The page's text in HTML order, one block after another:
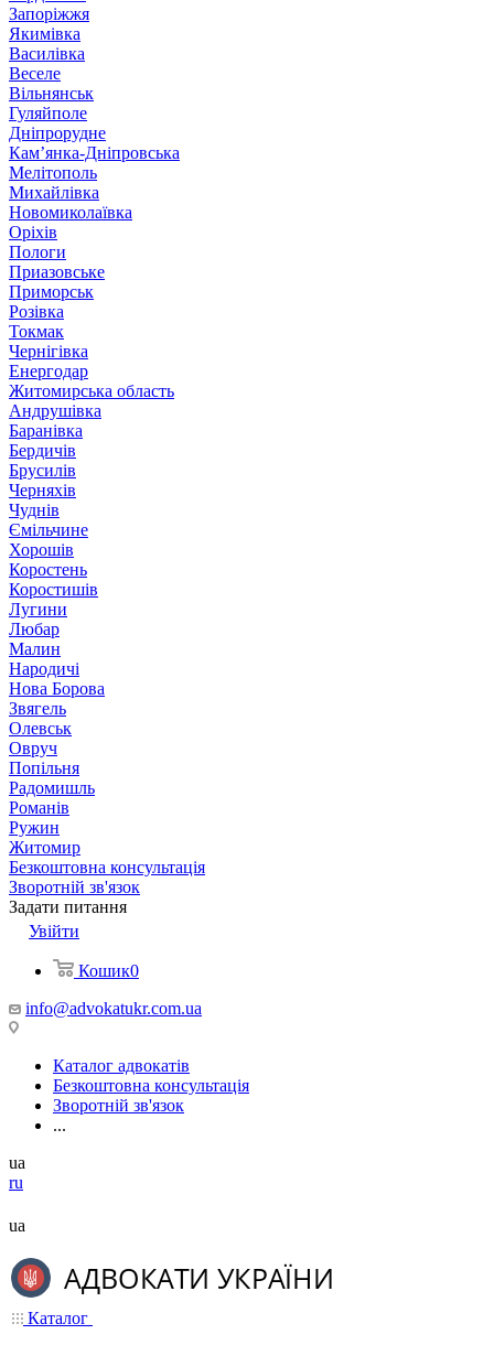
Запоріжжя
Якимівка
Василівка
Веселе
Вільнянськ
Гуляйполе
Дніпрорудне
Кам’янка-Дніпровська
Мелітополь
Михайлівка
Новомиколаївка
Оріхів
Пологи
Приазовське
Приморськ
Розівка
Токмак
Чернігівка
Енергодар
Житомирська область
Андрушівка
Баранівка
Бердичів
Брусилів
Черняхів
Чуднів
Ємільчине
Хорошів
Коростень
Коростишів
Лугини
Любар
Малин
Народичі
Нова Борова
Звягель
Олевськ
Овруч
Попільня
Радомишль
Романів
Ружин
Житомир
Безкоштовна консультація
Зворотній зв'язок
Задати питання
Увійти
Кошик0
info@advokatukr.com.ua
Каталог адвокатів
Безкоштовна консультація
Зворотній зв'язок
...
ua
ru
ua
Каталог